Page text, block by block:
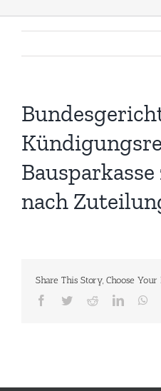
nach
Share This Story, Choose Your
Facebook
TwitterRedditLinkedIn